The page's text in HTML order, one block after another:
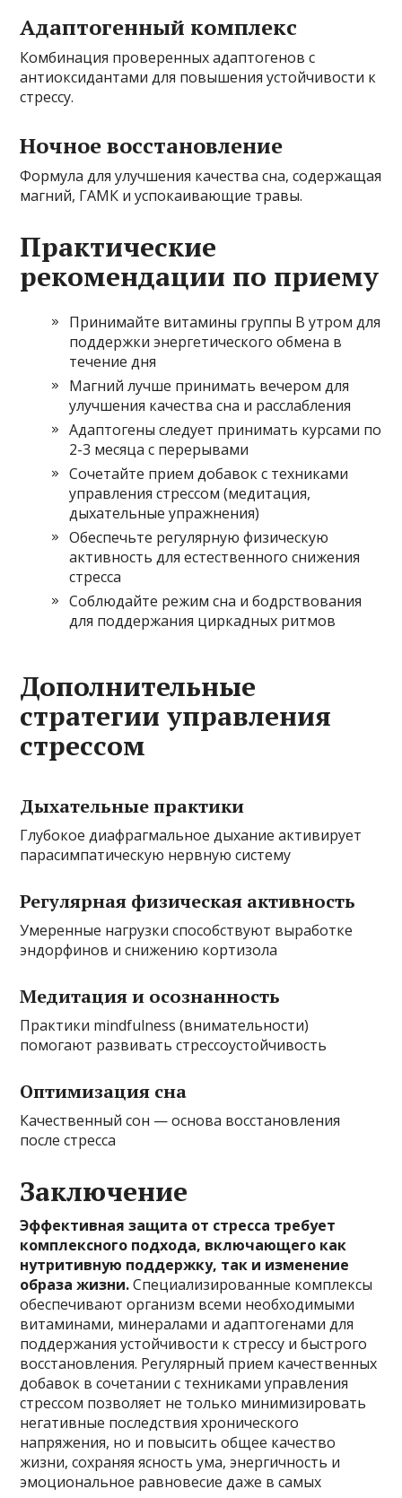
Адаптогенный комплекс
Комбинация проверенных адаптогенов с
антиоксидантами для повышения устойчивости к
стрессу.
Ночное восстановление
Формула для улучшения качества сна, содержащая
магний, ГАМК и успокаивающие травы.
Практические
рекомендации по приему
Принимайте витамины группы B утром для
поддержки энергетического обмена в
течение дня
Магний лучше принимать вечером для
улучшения качества сна и расслабления
Адаптогены следует принимать курсами по
2-3 месяца с перерывами
Сочетайте прием добавок с техниками
управления стрессом (медитация,
дыхательные упражнения)
Обеспечьте регулярную физическую
активность для естественного снижения
стресса
Соблюдайте режим сна и бодрствования
для поддержания циркадных ритмов
Дополнительные
стратегии управления
стрессом
Дыхательные практики
Глубокое диафрагмальное дыхание активирует
парасимпатическую нервную систему
Регулярная физическая активность
Умеренные нагрузки способствуют выработке
эндорфинов и снижению кортизола
Медитация и осознанность
Практики mindfulness (внимательности)
помогают развивать стрессоустойчивость
Оптимизация сна
Качественный сон — основа восстановления
после стресса
Заключение
Эффективная защита от стресса требует
комплексного подхода, включающего как
нутритивную поддержку, так и изменение
образа жизни.Специализированные комплексы
обеспечивают организм всеми необходимыми
витаминами, минералами и адаптогенами для
поддержания устойчивости к стрессу и быстрого
восстановления. Регулярный прием качественных
добавок в сочетании с техниками управления
стрессом позволяет не только минимизировать
негативные последствия хронического
напряжения, но и повысить общее качество
жизни, сохраняя ясность ума, энергичность и
эмоциональное равновесие даже в самых